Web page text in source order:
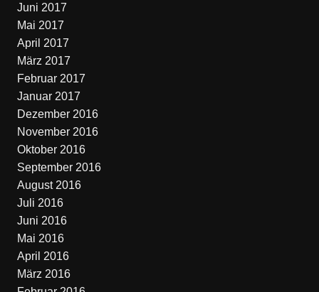
Juni 2017
Mai 2017
April 2017
März 2017
Februar 2017
Januar 2017
Dezember 2016
November 2016
Oktober 2016
September 2016
August 2016
Juli 2016
Juni 2016
Mai 2016
April 2016
März 2016